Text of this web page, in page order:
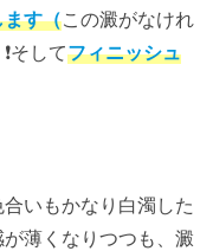
す（この澱がなけれ
そしてフィニッシュ
いもかなり白濁した
薄くなりつつも、澱